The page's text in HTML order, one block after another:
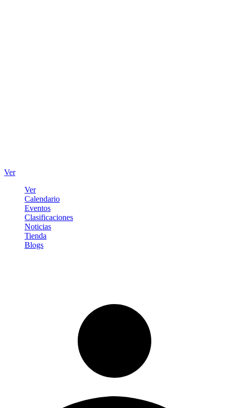
Ver
Ver
Calendario
Eventos
Clasificaciones
Noticias
Tienda
Blogs